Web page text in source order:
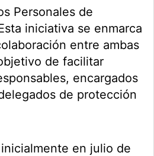
Personales de
iniciativa se enmarca
entre ambas
de facilitar
encargados
de protección
en julio de